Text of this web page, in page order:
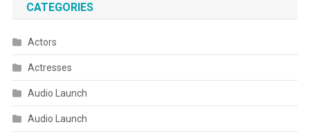
CATEGORIES
Actors
Actresses
Audio Launch
Audio Launch